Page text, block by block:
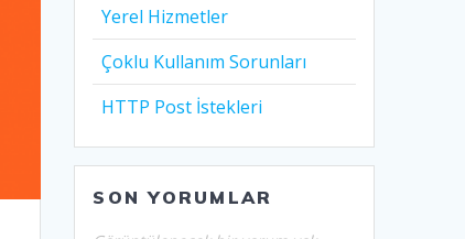
Yerel Hizmetler
Çoklu Kullanım Sorunları
HTTP Post İstekleri
SON YORUMLAR